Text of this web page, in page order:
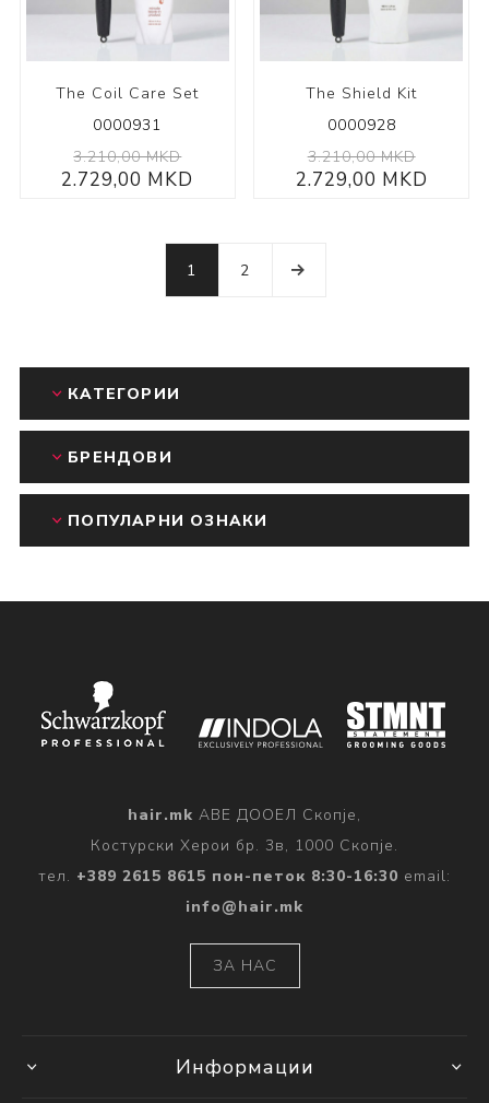
The Coil Care Set
0000931
3.210,00 MKD
2.729,00 MKD
The Shield Kit
0000928
3.210,00 MKD
2.729,00 MKD
1 2
КАТЕГОРИИ
БРЕНДОВИ
ПОПУЛАРНИ ОЗНАКИ
hair.mk АВЕ ДООЕЛ Скопје,
Костурски Херои бр. 3в, 1000 Скопје.
тел. +389 2615 8615 пон-петок 8:30-16:30 email:
info@hair.mk
ЗА НАС
Информации